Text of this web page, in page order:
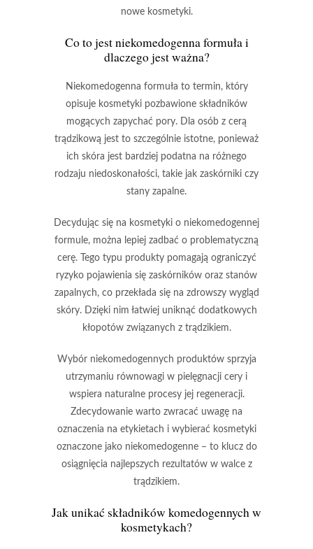
nowe kosmetyki.
Co to jest niekomedogenna formuła i
dlaczego jest ważna?
Niekomedogenna formuła to termin, który
opisuje kosmetyki pozbawione składników
mogących zapychać pory. Dla osób z cerą
trądzikową jest to szczególnie istotne, ponieważ
ich skóra jest bardziej podatna na różnego
rodzaju niedoskonałości, takie jak zaskórniki czy
stany zapalne.
Decydując się na kosmetyki o niekomedogennej
formule, można lepiej zadbać o problematyczną
cerę. Tego typu produkty pomagają ograniczyć
ryzyko pojawienia się zaskórników oraz stanów
zapalnych, co przekłada się na zdrowszy wygląd
skóry. Dzięki nim łatwiej uniknąć dodatkowych
kłopotów związanych z trądzikiem.
Wybór niekomedogennych produktówsprzyja
utrzymaniu równowagi w pielęgnacji cery i
wspiera naturalne procesy jej regeneracji.
Zdecydowanie warto zwracać uwagę na
oznaczenia na etykietach i wybierać kosmetyki
oznaczone jako niekomedogenne – to klucz do
osiągnięcia najlepszych rezultatów w walce z
trądzikiem.
Jak unikać składników komedogennych w
kosmetykach?